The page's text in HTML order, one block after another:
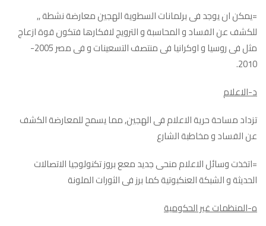
=يمكن ان يوجد فى برلمانات السطوية الهجين معارضة نشطة ,,
للكشف عن الفساد و المحاسبة و الترويج لافكارها فتكون قوة ازعاج
مثل فى روسيا و اوكرانيا فى منتصف التسعينات و فى مصر 2005-
2010.
د-الاعلام
تزداد مساحة حرية الاعلام فى الهجين, مما يسمح للمعارضة الكشف
عن الفساد و مخاطبة الشارع
=اتخذت وسائل الاعلام منحى جديد معع بروز تكنولوجيا الاتصالات
الحديثة و الشبكة العنكبوتية كما برز فى الثورات الملونة
ه-المنظمات غير الحكومية